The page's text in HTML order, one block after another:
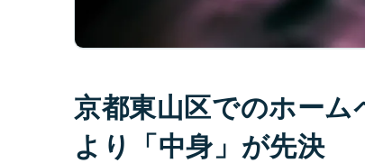
京都東山区でのホーム
より「中身」が先決